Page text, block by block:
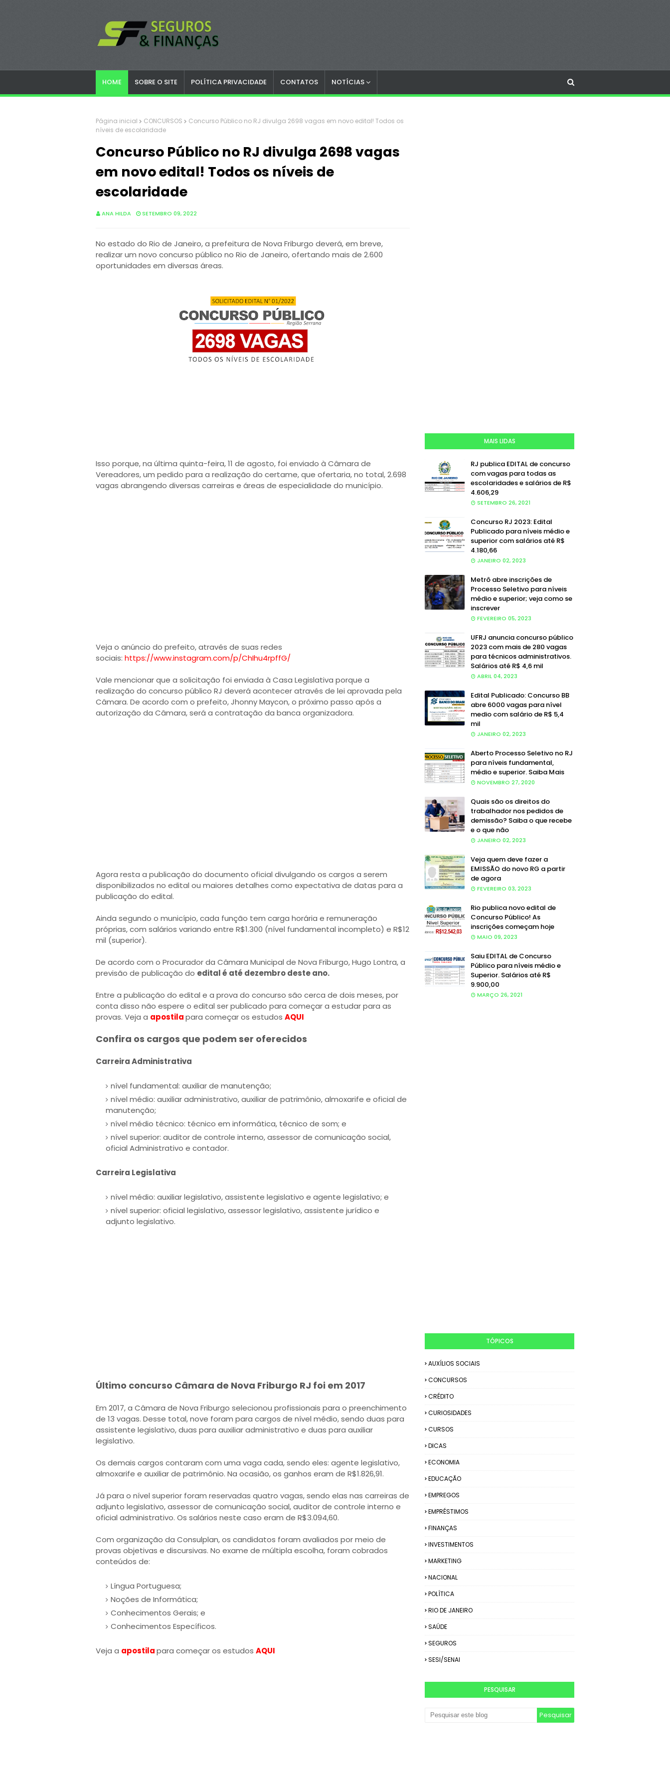
HOME SOBRE O SITE POLÍTICA PRIVACIDADE CONTATOS NOTÍCIAS
Página inicial CONCURSOS
Concurso Público no RJ divulga 2698 vagas em novo edital! Todos os
níveis de escolaridade
Concurso Público no RJ divulga 2698 vagas
em novo edital! Todos os níveis de
escolaridade
ANA HILDA SETEMBRO 09, 2022
No estado do Rio de Janeiro, a prefeitura de Nova Friburgo deverá, em breve,
realizar um novo concurso público no Rio de Janeiro, ofertando mais de 2.600
oportunidades em diversas áreas.
Isso porque, na última quinta-feira, 11 de agosto, foi enviado à Câmara de
Vereadores, um pedido para a realização do certame, que ofertaria, no total, 2.698
vagas abrangendo diversas carreiras e áreas de especialidade do município.
Veja o anúncio do prefeito, através de suas redes
sociais: https://www.instagram.com/p/ChIhu4rpffG/
Vale mencionar que a solicitação foi enviada à Casa Legislativa porque a
realização do concurso público RJ deverá acontecer através de lei aprovada pela
Câmara. De acordo com o prefeito, Jhonny Maycon, o próximo passo após a
autorização da Câmara, será a contratação da banca organizadora.
Agora resta a publicação do documento oficial divulgando os cargos a serem
disponibilizados no edital ou maiores detalhes como expectativa de datas para a
publicação do edital.
Ainda segundo o município, cada função tem carga horária e remuneração
próprias, com salários variando entre R$1.300 (nível fundamental incompleto) e R$12
mil (superior).
De acordo com o Procurador da Câmara Municipal de Nova Friburgo, Hugo Lontra, a
previsão de publicação do edital é até dezembro deste ano.
Entre a publicação do edital e a prova do concurso são cerca de dois meses, por
conta disso não espere o edital ser publicado para começar a estudar para as
provas. Veja a apostilapara começar os estudos AQUI
Confira os cargos que podem ser oferecidos
Carreira Administrativa
nível fundamental: auxiliar de manutenção;
nível médio: auxiliar administrativo, auxiliar de patrimônio, almoxarife e oficial de
manutenção;
nível médio técnico: técnico em informática, técnico de som; e
nível superior: auditor de controle interno, assessor de comunicação social,
oficial Administrativo e contador.
Carreira Legislativa
nível médio: auxiliar legislativo, assistente legislativo e agente legislativo; e
nível superior: oficial legislativo, assessor legislativo, assistente jurídico e
adjunto legislativo.
Último concurso Câmara de Nova Friburgo RJ foi em 2017
Em 2017, a Câmara de Nova Friburgo selecionou profissionais para o preenchimento
de 13 vagas. Desse total, nove foram para cargos de nível médio, sendo duas para
assistente legislativo, duas para auxiliar administrativo e duas para auxiliar
legislativo.
Os demais cargos contaram com uma vaga cada, sendo eles: agente legislativo,
almoxarife e auxiliar de patrimônio. Na ocasião, os ganhos eram de R$1.826,91.
Já para o nível superior foram reservadas quatro vagas, sendo elas nas carreiras de
adjunto legislativo, assessor de comunicação social, auditor de controle interno e
oficial administrativo. Os salários neste caso eram de R$3.094,60.
Com organização da Consulplan, os candidatos foram avaliados por meio de
provas objetivas e discursivas. No exame de múltipla escolha, foram cobrados
conteúdos de:
Língua Portuguesa;
Noções de Informática;
Conhecimentos Gerais; e
Conhecimentos Específicos.
Veja a apostilapara começar os estudos AQUI
MAIS LIDAS
RJ publica EDITAL de concurso
com vagas para todas as
escolaridades e salários de R$
4.606,29
SETEMBRO 26, 2021
Concurso RJ 2023: Edital
Publicado para níveis médio e
superior com salários até R$
4.180,66
JANEIRO 02, 2023
Metrô abre inscrições de
Processo Seletivo para níveis
médio e superior; veja como se
inscrever
FEVEREIRO 05, 2023
UFRJ anuncia concurso público
2023 com mais de 280 vagas
para técnicos administrativos.
Salários até R$ 4,6 mil
ABRIL 04, 2023
Edital Publicado: Concurso BB
abre 6000 vagas para nível
medio com salário de R$ 5,4
mil
JANEIRO 02, 2023
Aberto Processo Seletivo no RJ
para níveis fundamental,
médio e superior. Saiba Mais
NOVEMBRO 27, 2020
Quais são os direitos do
trabalhador nos pedidos de
demissão? Saiba o que recebe
e o que não
JANEIRO 02, 2023
Veja quem deve fazer a
EMISSÃO do novo RG a partir
de agora
FEVEREIRO 03, 2023
Rio publica novo edital de
Concurso Público! As
inscrições começam hoje
MAIO 09, 2023
Saiu EDITAL de Concurso
Público para níveis médio e
Superior. Salários até R$
9.900,00
MARÇO 26, 2021
TÓPICOS
AUXÍLIOS SOCIAIS
CONCURSOS
CRÉDITO
CURIOSIDADES
CURSOS
DICAS
ECONOMIA
EDUCAÇÃO
EMPREGOS
EMPRÉSTIMOS
FINANÇAS
INVESTIMENTOS
MARKETING
NACIONAL
POLÍTICA
RIO DE JANEIRO
SAÚDE
SEGUROS
SESI/SENAI
PESQUISAR